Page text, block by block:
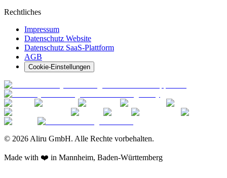
Rechtliches
Impressum
Datenschutz Website
Datenschutz SaaS-Plattform
AGB
Cookie-Einstellungen
© 2026 Aliru GmbH. Alle Rechte vorbehalten.
Made with ❤️ in Mannheim, Baden-Württemberg